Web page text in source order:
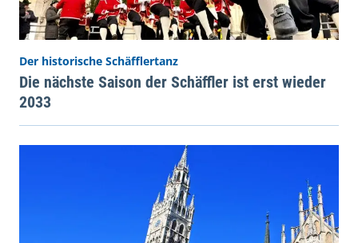
Der historische Schäfflertanz
Die nächste Saison der Schäffler ist erst wieder
2033